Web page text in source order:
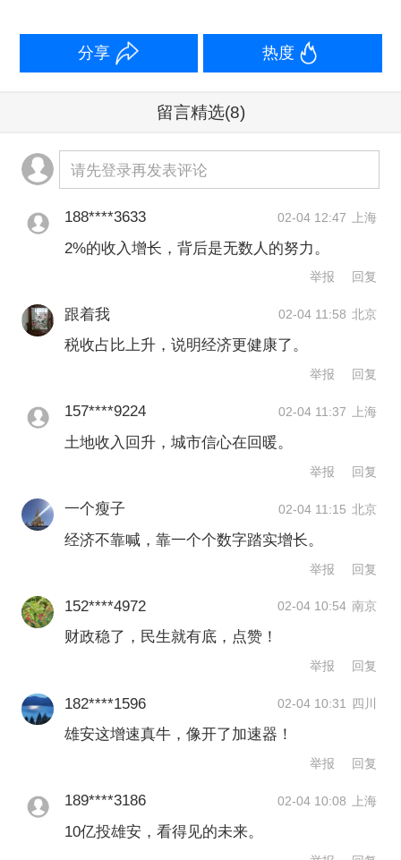
近年河北大力支持雄安新区高标准高质
根据河北预算报告及官方数据，2025年
雄安新区一般公共预算本级收入30.8亿
元，同比增长约45%，明显高于全国地
方收入平均增速（2.2%）。不过这一收
入仍低于2020年的高点（32.8亿元）。
另外，雄安新区政府性基金预算本级收
在河北省财政收入总体稳定，债务收入
等保持增长支撑之下，去年河北财政支
出保持一定力度，推动当地经济社会平
稳增长，有力助推雄安新区建设、京津
冀协同发展等重大部署落地见效。
河北预算报告数据显示，2025年河北省
一般公共预算支出为10243.6亿元，下降
0.8%，若剔除上年蓄滞洪区运用补偿、
增发国债支出等一次性因素可比增长
7.2%。其中全省民生支出8369.6亿元，
地财政取之于民、用之于民。另外，
2025年河北省政府性基金支出3912.7亿
分享 热度
留言精选(8)
请先登录再发表评论
188****3633 02-04 12:47 上海
2%的收入增长，背后是无数人的努力。
举报 回复
跟着我 02-04 11:58 北京
税收占比上升，说明经济更健康了。
举报 回复
157****9224 02-04 11:37 上海
土地收入回升，城市信心在回暖。
举报 回复
一个瘦子 02-04 11:15 北京
经济不靠喊，靠一个个数字踏实增长。
举报 回复
152****4972 02-04 10:54 南京
财政稳了，民生就有底，点赞！
举报 回复
182****1596 02-04 10:31 四川
雄安这增速真牛，像开了加速器！
举报 回复
189****3186 02-04 10:08 上海
10亿投雄安，看得见的未来。